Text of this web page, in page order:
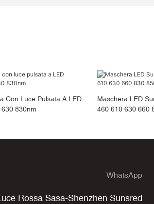
Con Luce Pulsata A LED
830nm
Maschera LED
460 610 630 660
WhatsApp
Rossa Sasa-Shenzhen Sunsred